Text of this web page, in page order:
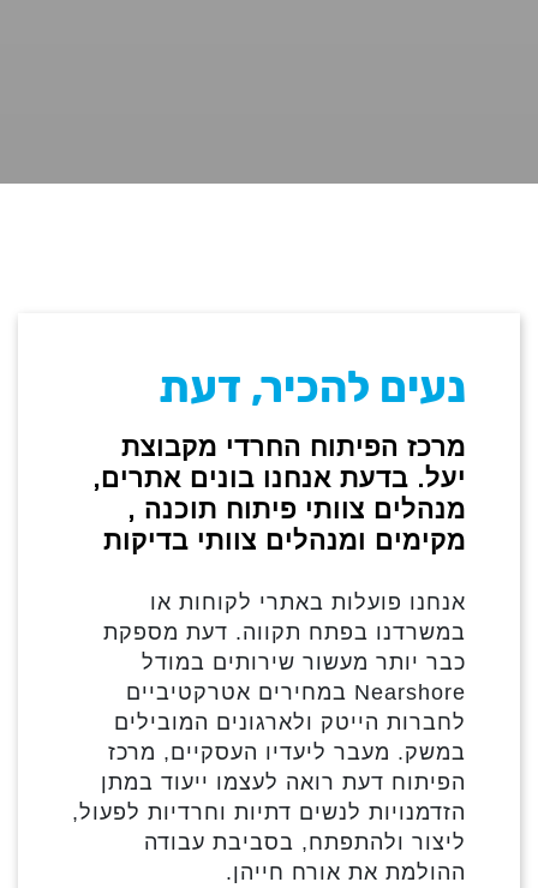
נעים להכיר, דעת
מרכז הפיתוח החרדי מקבוצת
יעל. בדעת אנחנו בונים אתרים,
מנהלים צוותי פיתוח תוכנה ,
מקימים ומנהלים צוותי בדיקות
אנחנו פועלות באתרי לקוחות או
במשרדנו בפתח תקווה. דעת מספקת
כבר יותר מעשור שירותים במודל
Nearshore במחירים אטרקטיביים
לחברות הייטק ולארגונים המובילים
במשק. מעבר ליעדיו העסקיים, מרכז
הפיתוח דעת רואה לעצמו ייעוד במתן
הזדמנויות לנשים דתיות וחרדיות לפעול,
ליצור ולהתפתח, בסביבת עבודה
ההולמת את אורח חייהן.